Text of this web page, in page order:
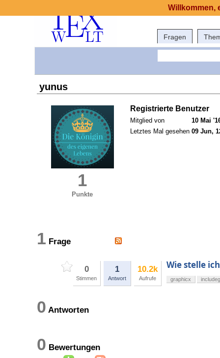
Fragen
yunus
1
Punkte
Registrierte Benutzer
Mitglied von
10 Mai
Letztes Mal gesehen 09 Jun,
1 Frage
0
Stimmen
1
Antwort
10.2k
Aufrufe
Wie stelle
graphicx
0 Antworten
0 Bewertungen
Willkommen,